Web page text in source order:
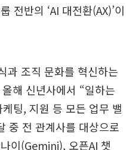
전반의 ‘AI 대전환(AX)’이
과 조직 문화를 혁신하는
해 신년사에서 “일하는
팅, 지원 등 모든 업무 밸
중 전 관계사를 대상으로
이(Gemini), 오픈AI 챗